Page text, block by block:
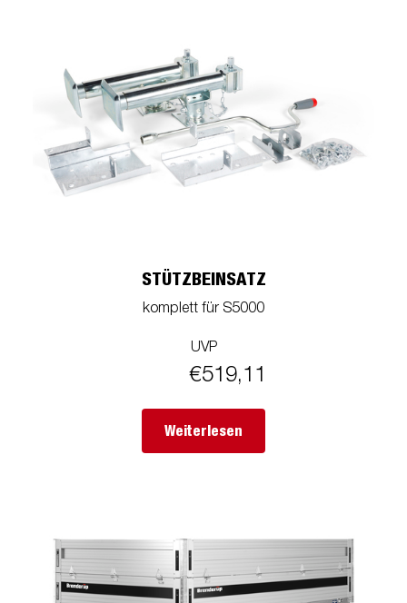
STÜTZBEINSATZ
komplett für S5000
UVP
€519,11
Weiterlesen